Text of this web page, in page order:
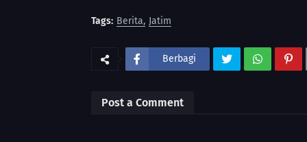
Tags: Berita Jatim
Berbagi
Post a Comment